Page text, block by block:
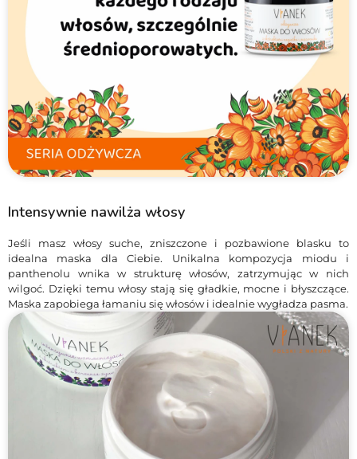
Intensywnie nawilża włosy
Jeśli masz włosy suche, zniszczone i pozbawione blasku to
idealna maska dla Ciebie. Unikalna kompozycja miodu i
panthenolu wnika w strukturę włosów, zatrzymując w nich
wilgoć. Dzięki temu włosy stają się gładkie, mocne i błyszczące.
Maska zapobiega łamaniu się włosów i idealnie wygładza pasma.